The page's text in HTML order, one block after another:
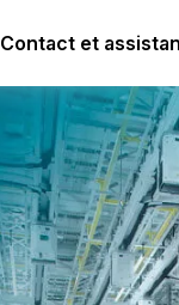
Contact et